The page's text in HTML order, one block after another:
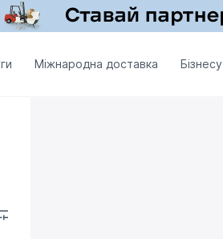
Міжнародна доставка Бізнесу